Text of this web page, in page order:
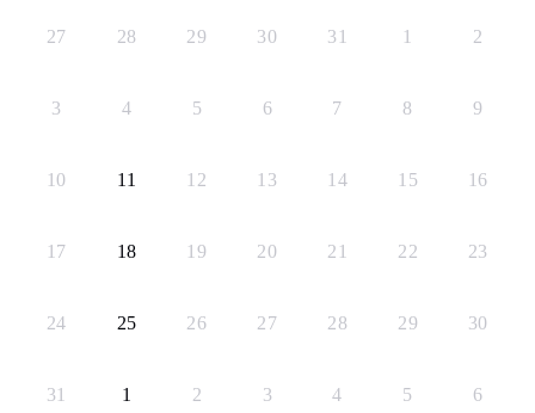
27 28 29 30 31 1 2
3 4 5 6 7 8 9
10 11 12 13 14 15 16
17 18 19 20 21 22 23
24 25 26 27 28 29 30
31 1 2 3 4 5 6